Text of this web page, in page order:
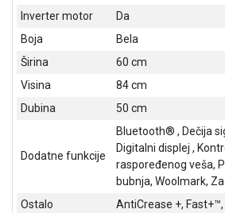
ŠKOLSKI
PRIBOR
BICIKLE
ALAT I
OUTLET
Inverter motor
Da
Boja
Bela
Širina
60 cm
Visina
84 cm
Dubina
50 cm
Dodatne funkcije
Bluetooth® , Dečija
Digitalni displej ,
raspoređenog veša,
bubnja, Woolmark,
Ostalo
AntiCrease +,